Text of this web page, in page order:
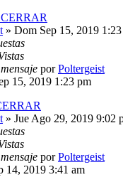
» Dom Sep 15, 2019
porPoltergeist
15, 2019 1:23 pm
» Jue Ago 29, 2019 9:02
porPoltergeist
14, 2019 3:41 am